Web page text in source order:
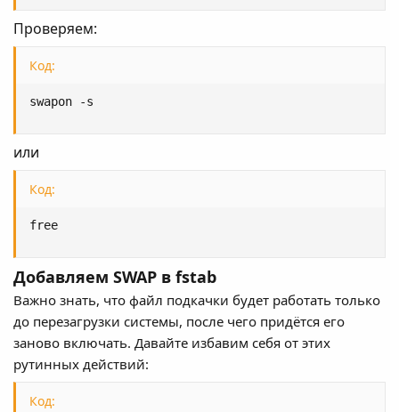
Проверяем:
Код:
swapon -s
или
Код:
free
Добавляем SWAP в fstab
Важно знать, что файл подкачки будет работать только
до перезагрузки системы, после чего придётся его
заново включать. Давайте избавим себя от этих
рутинных действий:
Код: